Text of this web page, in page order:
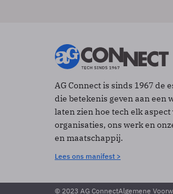
AG Connect is sinds 1967 de
die betekenis geven aan een
laten zien hoe tech elk
organisaties, ons werk en
en maatschappij.
Lees ons manifest >
© 2023 AG ConnectAlgemene